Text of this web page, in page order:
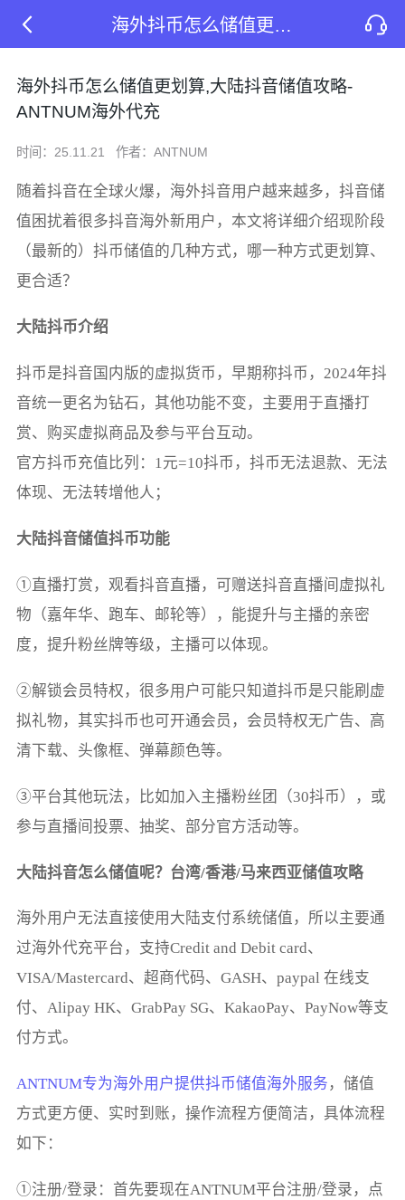
海外抖币怎么储值更划算,大陆抖音储值攻略-ANTNUM海外代充
海外抖币怎么储值更划算,大陆抖音储值攻略-
ANTNUM海外代充
时间：25.11.21 作者：ANTNUM
随着抖音在全球火爆，海外抖音用户越来越多，抖音储
值困扰着很多抖音海外新用户，本文将详细介绍现阶段
（最新的）抖币储值的几种方式，哪一种方式更划算、
更合适？
大陆抖币介绍
抖币是抖音国内版的虚拟货币，早期称抖币，2024年抖
音统一更名为钻石，其他功能不变，主要用于直播打
赏、购买虚拟商品及参与平台互动。
官方抖币充值比列：1元=10抖币，抖币无法退款、无法
大陆抖音储值抖币功能
①直播打赏，观看抖音直播，可赠送抖音直播间虚拟礼
物（嘉年华、跑车、邮轮等），能提升与主播的亲密
度，提升粉丝牌等级，主播可以体现。
②解锁会员特权，很多用户可能只知道抖币是只能刷虚
拟礼物，其实抖币也可开通会员，会员特权无广告、高
清下载、头像框、弹幕颜色等。
③平台其他玩法，比如加入主播粉丝团（30抖币），或
参与直播间投票、抽奖、部分官方活动等。
大陆抖音怎么储值呢？台湾/香港/马来西亚储值攻略
海外用户无法直接使用大陆支付系统储值，所以主要通
过海外代充平台，支持Credit and Debit card、
VISA/Mastercard、超商代码、GASH、paypal 在线支
付、Alipay HK、GrabPay SG、KakaoPay、PayNow等支
付方式。
ANTNUM专为海外用户提供抖币储值海外服务 ，储值
方式更方便、实时到账，操作流程方便简洁，具体流程
如下：
①注册/登录：首先要现在ANTNUM平台注册/登录，点